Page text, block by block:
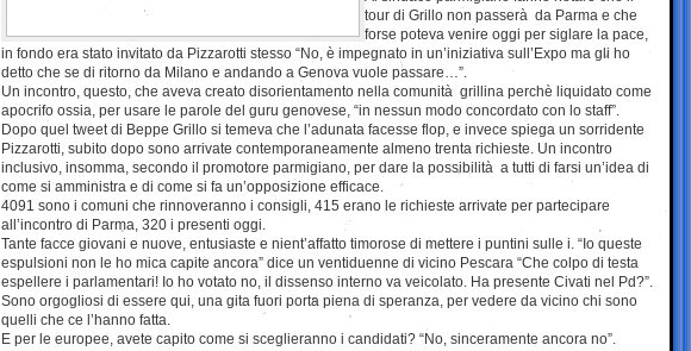
tour di Grillo non passerà da Parma e che
forse poteva venire oggi per siglare la pace,
in fondo era stato invitato da Pizzarotti stesso “No, è impegnato in un’iniziativa sull’Expo ma gli ho
detto che se di ritorno da Milano e andando a Genova vuole passare…”.
Un incontro, questo, che aveva creato disorientamento nella comunità grillina perchè liquidato come
apocrifo ossia, per usare le parole del guru genovese, “in nessun modo concordato con lo staff”.
Dopo quel tweet di Beppe Grillo si temeva che l’adunata facesse flop, e invece spiega un sorridente
Pizzarotti, subito dopo sono arrivate contemporaneamente almeno trenta richieste. Un incontro
inclusivo, insomma, secondo il promotore parmigiano, per dare la possibilità a tutti di farsi un’idea di
come si amministra e di come si fa un’opposizione efficace.
4091 sono i comuni che rinnoveranno i consigli, 415 erano le richieste arrivate per partecipare
all’incontro di Parma, 320 i presenti oggi.
Tante facce giovani e nuove, entusiaste e nient’affatto timorose di mettere i puntini sulle i. “Io queste
espulsioni non le ho mica capite ancora” dice un ventiduenne di vicino Pescara “Che colpo di testa
espellere i parlamentari! Io ho votato no, il dissenso interno va veicolato. Ha presente Civati nel Pd?”.
Sono orgogliosi di essere qui, una gita fuori porta piena di speranza, per vedere da vicino chi sono
quelli che ce l’hanno fatta.
E per le europee, avete capito come si sceglieranno i candidati? “No, sinceramente ancora no”.